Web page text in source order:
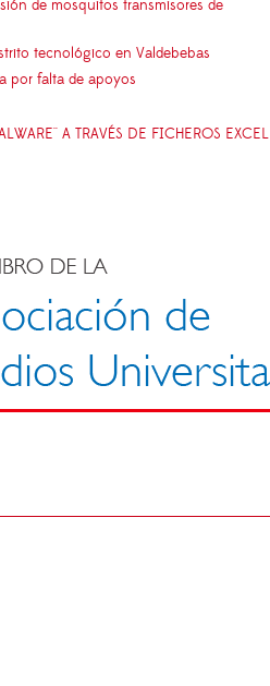
de mosquitos transmisores de
tecnológico en Valdebebas
por falta de apoyos
A TRAVÉS DE FICHEROS EXCEL